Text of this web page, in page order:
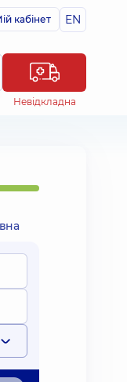
кабінет EN
Невідкладна